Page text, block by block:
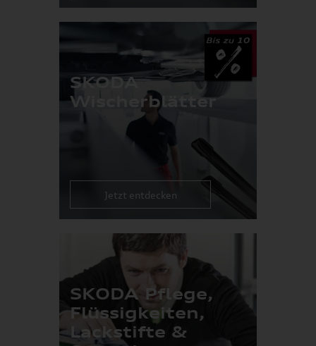
SKODA
Wischerblätter
Jetzt entdecken
SKODA Pflege,
Flüssigkeiten,
Lackstifte &